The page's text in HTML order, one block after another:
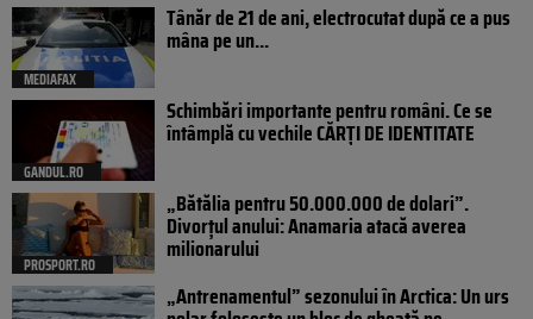
MEDIAFAX
Tânăr de 21 de ani, electrocutat după ce a pus
mâna pe un...
GANDUL.RO
Schimbări importante pentru români. Ce se
întâmplă cu vechile CĂRȚI DE IDENTITATE
PROSPORT.RO
„Bătălia pentru 50.000.000 de dolari”.
Divorțul anului: Anamaria atacă averea
milionarului
„Antrenamentul” sezonului în Arctica: Un urs